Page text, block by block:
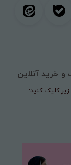
و خرید آنلاین
کلیک کنید: